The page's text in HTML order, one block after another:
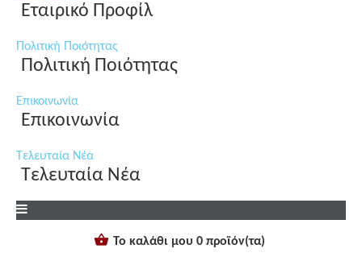
Εταιρικό Προφίλ
Πολιτική Ποιότητας
Πολιτική Ποιότητας
Επικοινωνία
Επικοινωνία
Τελευταία Νέα
Τελευταία Νέα
Το καλάθι μου 0 προϊόν(τα)